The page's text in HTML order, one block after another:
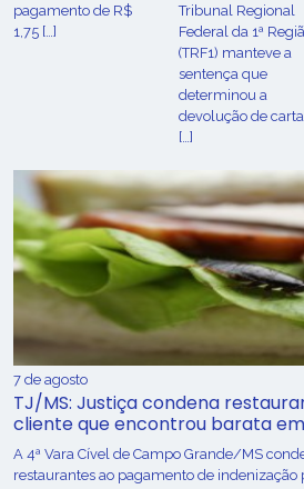
pagamento de R$
1,75 […]
Tribunal Regional
Federal da 1ª
(TRF1) manteve a
sentença que
determinou a
devolução de
[…]
7 de agosto
TJ/MS: Justiça condena
cliente que encontrou barata
A 4ª Vara Cível de Campo Grande/MS
restaurantes ao pagamento de indenização